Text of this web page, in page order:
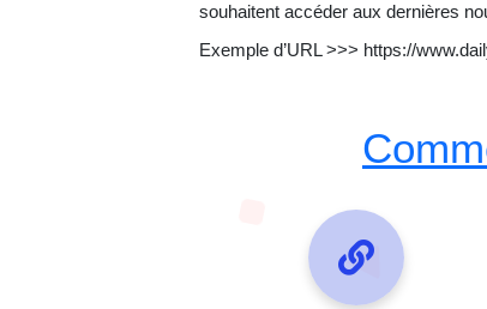
souhaitent accéder aux dernières
Exemple d’URL >>> https://